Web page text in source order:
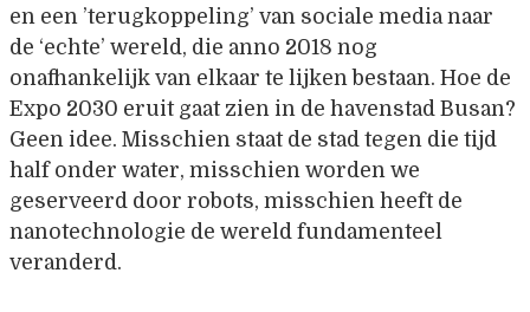
en een ’terugkoppeling’ van sociale media naar
de ‘echte’ wereld, die anno 2018 nog
onafhankelijk van elkaar te lijken bestaan. Hoe de
Expo 2030 eruit gaat zien in de havenstad Busan?
Geen idee. Misschien staat de stad tegen die tijd
half onder water, misschien worden we
geserveerd door robots, misschien heeft de
nanotechnologie de wereld fundamenteel
veranderd.